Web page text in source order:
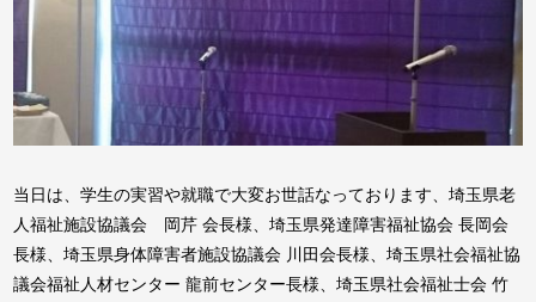
当日は、学生の実習や就職で大変お世話なっております、埼玉県老
人福祉施設協議会 岡芹 会長様、埼玉県発達障害福祉協会 長岡会
長様、埼玉県身体障害者施設協議会 川田会長様、埼玉県社会福祉協
議会福祉人材センター 龍前センター長様、埼玉県社会福祉士会 竹